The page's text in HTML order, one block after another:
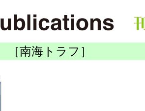
［南海トラフ］